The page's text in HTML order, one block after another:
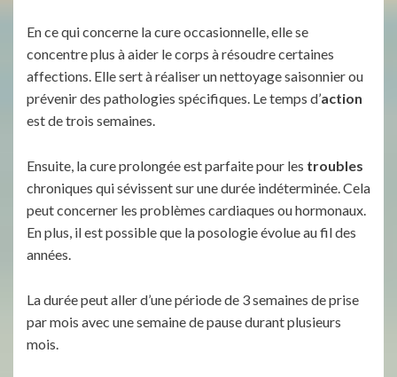
En ce qui concerne la cure occasionnelle, elle se
concentre plus à aider le corps à résoudre certaines
affections. Elle sert à réaliser un nettoyage saisonnier ou
prévenir des pathologies spécifiques. Le temps d’action
est de trois semaines.
Ensuite, la cure prolongée est parfaite pour les troubles
chroniques qui sévissent sur une durée indéterminée. Cela
peut concerner les problèmes cardiaques ou hormonaux.
En plus, il est possible que la posologie évolue au fil des
années.
La durée peut aller d’une période de 3 semaines de prise
par mois avec une semaine de pause durant plusieurs
mois.